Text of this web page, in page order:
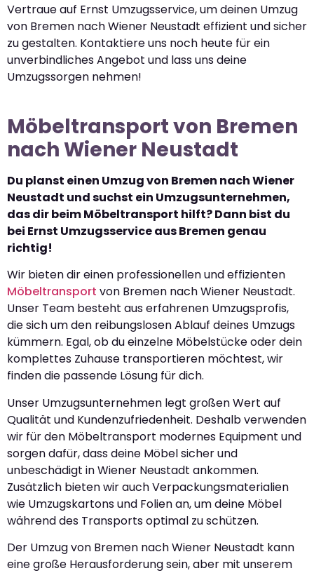
Vertraue auf Ernst Umzugsservice, um deinen Umzug
von Bremen nach Wiener Neustadt effizient und sicher
zu gestalten. Kontaktiere uns noch heute für ein
unverbindliches Angebot und lass uns deine
Umzugssorgen nehmen!
Möbeltransport von Bremen
nach Wiener Neustadt
Du planst einen Umzug von Bremen nach Wiener
Neustadt und suchst ein Umzugsunternehmen,
das dir beim Möbeltransport hilft? Dann bist du
bei Ernst Umzugsservice aus Bremen genau
richtig!
Wir bieten dir einen professionellen und effizienten
Möbeltransport von Bremen nach Wiener Neustadt.
Unser Team besteht aus erfahrenen Umzugsprofis,
die sich um den reibungslosen Ablauf deines Umzugs
kümmern. Egal, ob du einzelne Möbelstücke oder dein
komplettes Zuhause transportieren möchtest, wir
finden die passende Lösung für dich.
Unser Umzugsunternehmen legt großen Wert auf
Qualität und Kundenzufriedenheit. Deshalb verwenden
wir für den Möbeltransport modernes Equipment und
sorgen dafür, dass deine Möbel sicher und
unbeschädigt in Wiener Neustadt ankommen.
Zusätzlich bieten wir auch Verpackungsmaterialien
wie Umzugskartons und Folien an, um deine Möbel
während des Transports optimal zu schützen.
Der Umzug von Bremen nach Wiener Neustadt kann
eine große Herausforderung sein, aber mit unserem